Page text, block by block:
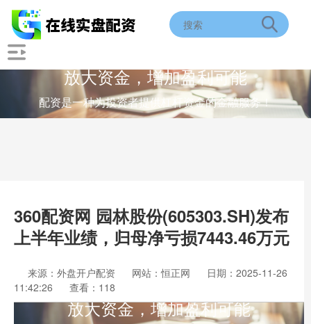
放大资金，增加盈利可能
配资是一种为投资者提供杠杆资金的金融服务！
360配资网 园林股份(605303.SH)发布
上半年业绩，归母净亏损7443.46万元
来源：外盘开户配资 网站：恒正网
日期：2025-11-26
11:42:26
查看：118
放大资金，增加盈利可能